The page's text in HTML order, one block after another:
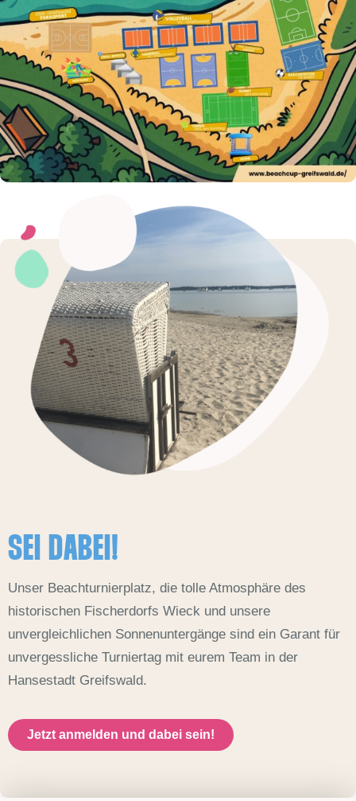
SEI DABEI!
Unser Beachturnierplatz, die tolle Atmosphäre des
historischen Fischerdorfs Wieck und unsere
unvergleichlichen Sonnenuntergänge sind ein Garant für
unvergessliche Turniertag mit eurem Team in der
Hansestadt Greifswald.
Jetzt anmelden und dabei sein!